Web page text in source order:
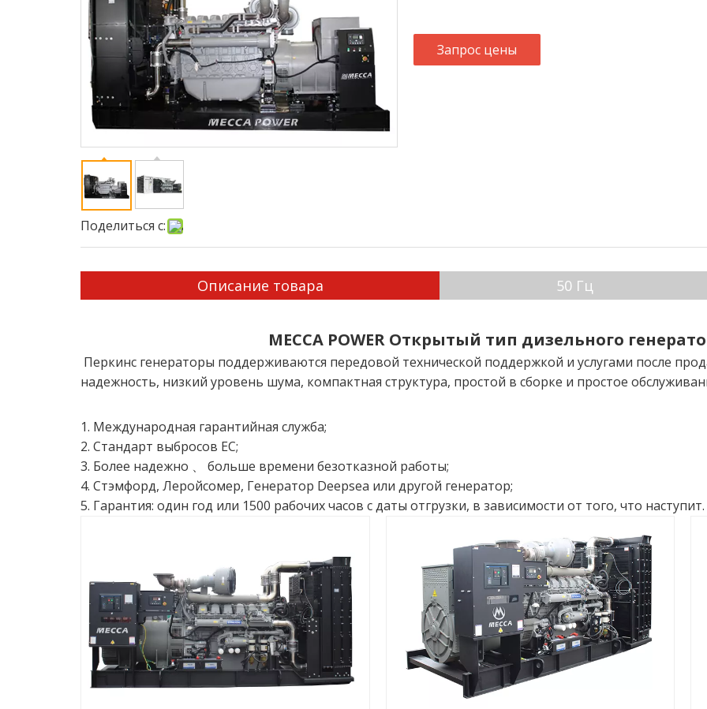
Поделиться с:
Запрос цены
Описание товара 50 Гц
MECCA POWER Открытый тип дизельного
Перкинс генераторы поддерживаются передовой технической поддержкой и услугами после
надежность, низкий уровень шума, компактная структура, простой в сборке и простое
1. Международная гарантийная служба;
2. Стандарт выбросов ЕС;
3. Более надежно 、 больше времени безотказной работы;
4. Стэмфорд, Леройсомер, Генератор Deepsea или другой генератор;
5. Гарантия: один год или 1500 рабочих часов с даты отгрузки, в зависимости от того, что наступит.